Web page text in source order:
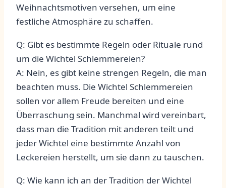
Weihnachtsmotiven versehen, ⁢um⁣ eine⁤
festliche Atmosphäre ‌zu⁣ schaffen.
Q: Gibt ‌es bestimmte Regeln oder Rituale⁣ rund
um die Wichtel Schlemmereien?
A: Nein, ‌es gibt keine strengen Regeln, die ‍man
beachten muss. Die Wichtel Schlemmereien‍
sollen‍ vor ⁣allem‌ Freude ‍bereiten und eine⁣
Überraschung sein. Manchmal wird vereinbart,
dass ⁤man die ⁤Tradition mit ​anderen teilt und
jeder Wichtel eine bestimmte ​Anzahl von
Leckereien ‍herstellt, um sie⁢ dann zu tauschen.
Q: Wie kann ich an der ‍Tradition der Wichtel